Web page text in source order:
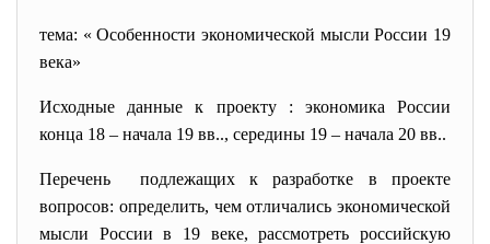
тема: « Особенности экономической мысли России 19
века»
Исходные данные к проекту : экономика России
конца 18 – начала 19 вв.., середины 19 – начала 20 вв..
Перечень подлежащих к разработке в проекте
вопросов: определить, чем отличались экономической
мысли России в 19 веке, рассмотреть российскую